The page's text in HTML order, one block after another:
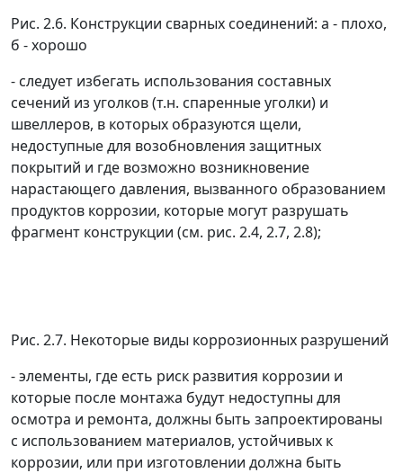
Рис. 2.6. Конструкции сварных соединений: а - плохо,
б - хорошо
- следует избегать использования составных
сечений из уголков (т.н. спаренные уголки) и
швеллеров, в которых образуются щели,
недоступные для возобновления защитных
покрытий и где возможно возникновение
нарастающего давления, вызванного образованием
продуктов коррозии, которые могут разрушать
фрагмент конструкции (см. рис. 2.4, 2.7, 2.8);
Рис. 2.7. Некоторые виды коррозионных разрушений
- элементы, где есть риск развития коррозии и
которые после монтажа будут недоступны для
осмотра и ремонта, должны быть запроектированы
с использованием материалов, устойчивых к
коррозии, или при изготовлении должна быть